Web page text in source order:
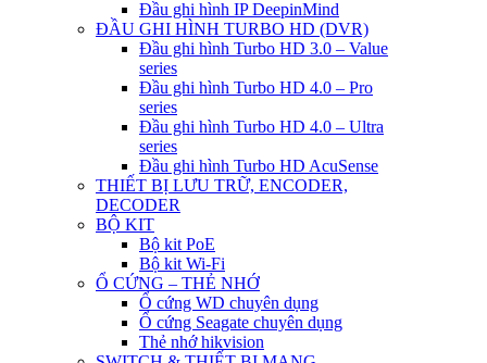
Đầu ghi hình IP DeepinMind
ĐẦU GHI HÌNH TURBO HD (DVR)
Đầu ghi hình Turbo HD 3.0 – Value
series
Đầu ghi hình Turbo HD 4.0 – Pro
series
Đầu ghi hình Turbo HD 4.0 – Ultra
series
Đầu ghi hình Turbo HD AcuSense
THIẾT BỊ LƯU TRỮ, ENCODER,
DECODER
BỘ KIT
Bộ kit PoE
Bộ kit Wi-Fi
Ổ CỨNG – THẺ NHỚ
Ổ cứng WD chuyên dụng
Ổ cứng Seagate chuyên dụng
Thẻ nhớ hikvision